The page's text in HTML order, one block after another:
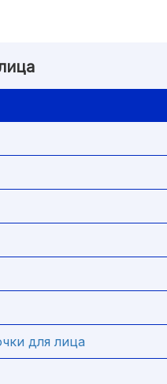
для лица